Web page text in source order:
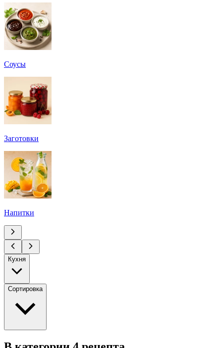
Соусы
Заготовки
Напитки
Кухня
Сортировка